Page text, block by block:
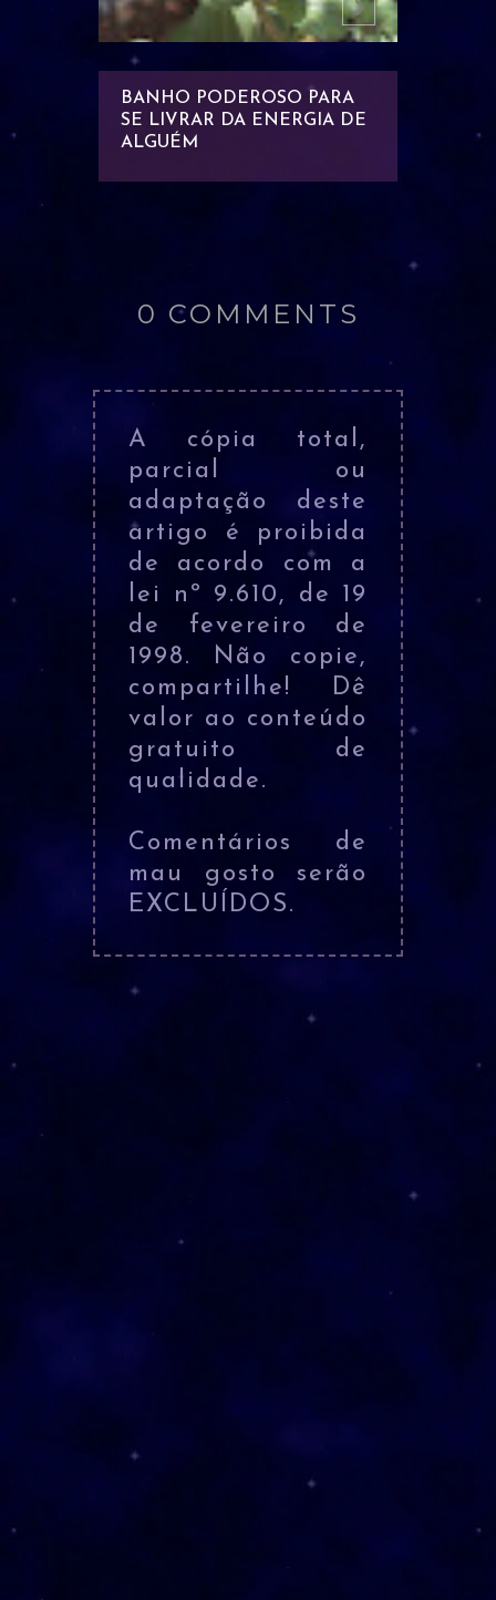
BANHO PODEROSO PARA
SE LIVRAR DA ENERGIA DE
ALGUÉM
0 COMMENTS
A cópia total,
parcial ou
adaptação deste
artigo é proibida
de acordo com a
lei nº 9.610, de 19
de fevereiro de
1998. Não copie,
compartilhe! Dê
valor ao conteúdo
gratuito de
qualidade.
Comentários de
mau gosto serão
EXCLUÍDOS.